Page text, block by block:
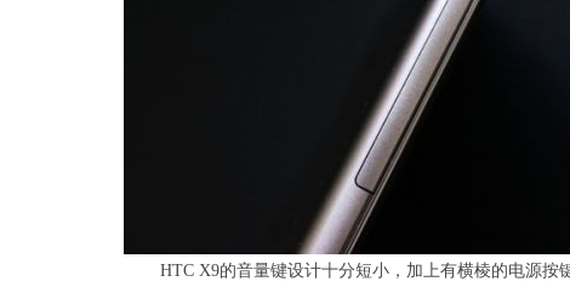
HTC X9的音量键设计十分短小，加上有横棱的电源